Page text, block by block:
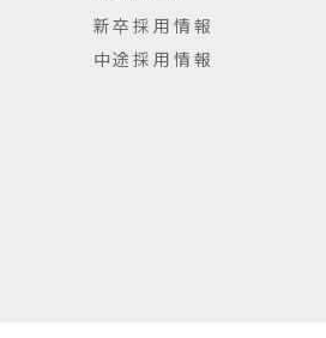
新卒採用情報
中途採用情報